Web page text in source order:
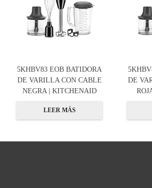
5KHBV83 EOB BATIDORA
DE VARILLA CON CABLE
NEGRA | KITCHENAID
LEER MÁS
DE